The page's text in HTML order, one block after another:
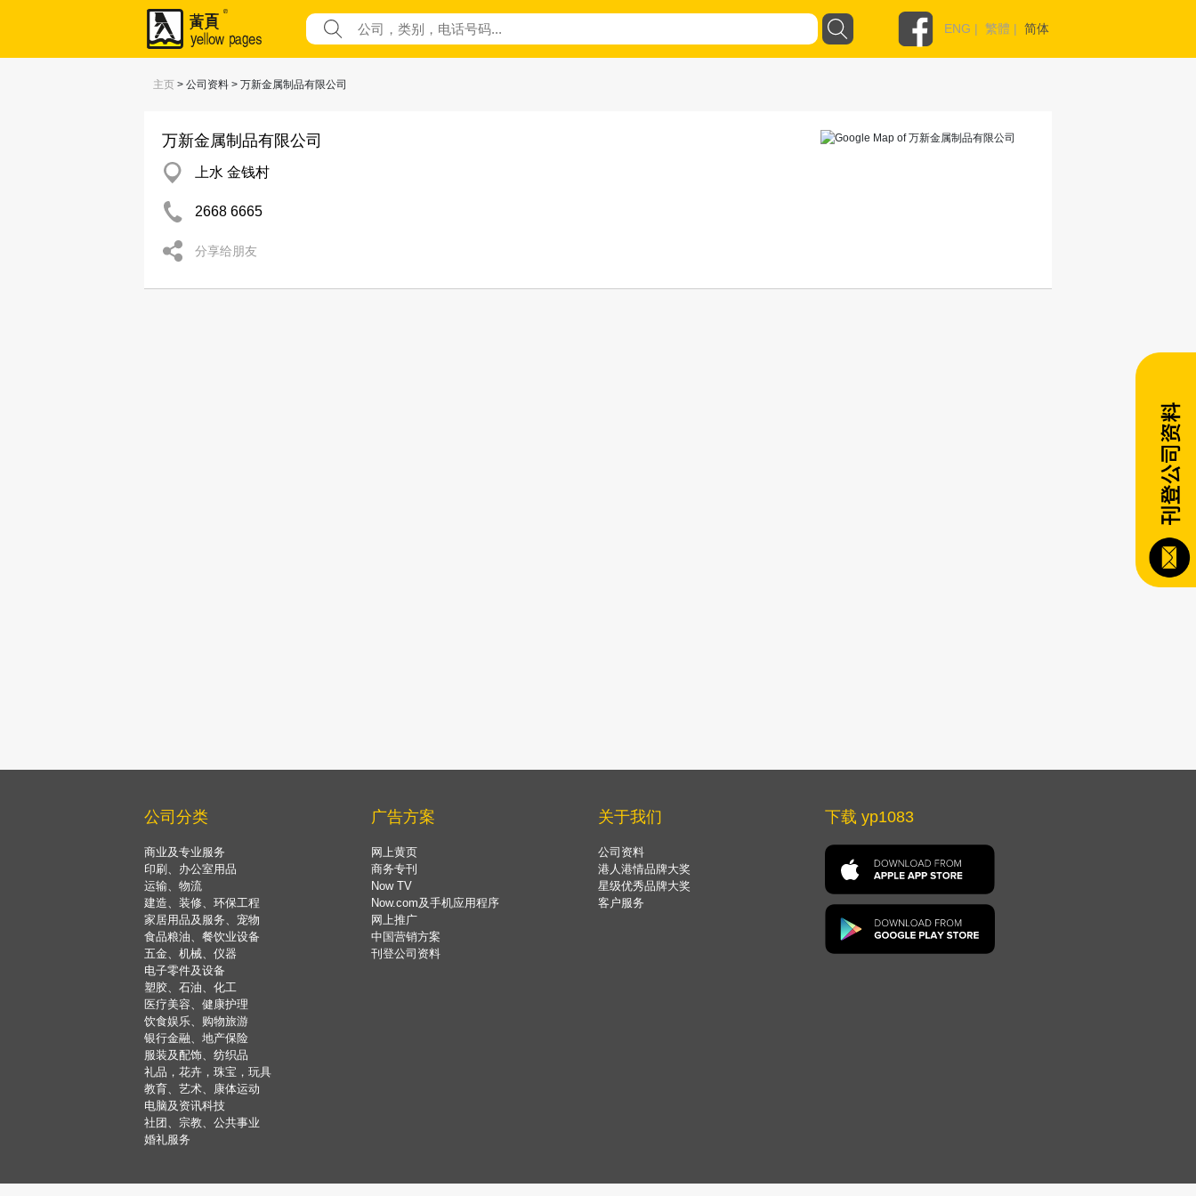
ENG | 繁體 | 简体
主页 > 公司资料 > 万新金属制品有限公司
万新金属制品有限公司
上水 金钱村
2668 6665
分享给朋友
公司分类
商业及专业服务
印刷、办公室用品
运输、物流
建造、装修、环保工程
家居用品及服务、宠物
食品粮油、餐饮业设备
五金、机械、仪器
电子零件及设备
塑胶、石油、化工
医疗美容、健康护理
饮食娱乐、购物旅游
银行金融、地产保险
服装及配饰、纺织品
礼品，花卉，珠宝，玩具
教育、艺术、康体运动
电脑及资讯科技
社团、宗教、公共事业
婚礼服务
广告方案
网上黄页
商务专刊
Now TV
Now.com及手机应用程序
网上推广
中国营销方案
刊登公司资料
关于我们
公司资料
港人港情品牌大奖
星级优秀品牌大奖
客户服务
下载 yp1083